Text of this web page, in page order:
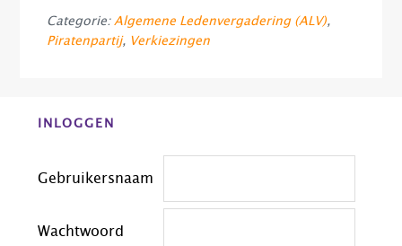
Categorie:Algemene Ledenvergadering (ALV),
Piratenpartij, Verkiezingen
Before
INLOGGEN
Gebruikersnaam
Wachtwoord